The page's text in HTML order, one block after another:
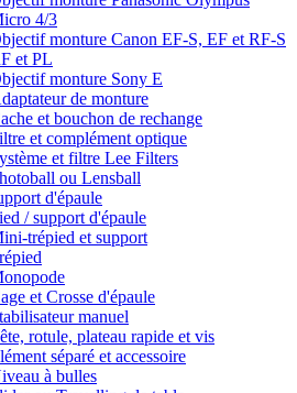
4/3
monture Canon EF-S, EF et RF-S
et PL
monture Sony E
de monture
et bouchon de rechange
et complément optique
et filtre Lee Filters
ou Lensball
d'épaule
/ support d'épaule
trépied et support
et Crosse d'épaule
manuel
rotule, plateau rapide et vis
séparé et accessoire
à bulles